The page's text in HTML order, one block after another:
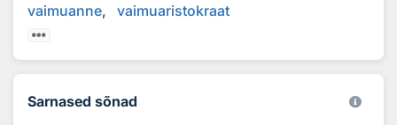
vaimuanne
vaimuaristokraat
Sarnased sõnad